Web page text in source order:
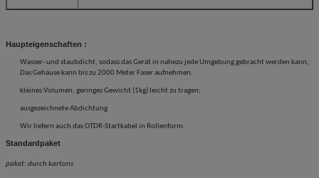
Haupteigenschaften :
Wasser- und staubdicht, sodass das Gerät in nahezu jede Umgebung gebracht werden kann;
Das Gehäuse kann bis zu 2000 Meter Faser aufnehmen.
kleines Volumen, geringes Gewicht (1kg) leicht zu tragen;
ausgezeichnete Abdichtung
Wir liefern auch das OTDR-Startkabel in Rollenform.
Standardpaket
paket: durch kartons